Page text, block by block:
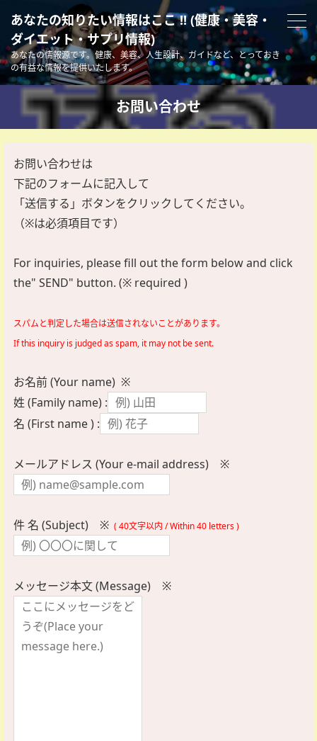
あなたの知りたい情報はここ !! (健康・美容・
ダイエット・サプリ情報)
あなたの情報源です。健康、美容、人生設計、ガイドなど、とっておき
の有益な情報を提供いたします。
お問い合わせ
お問い合わせは
下記のフォームに記入して
「送信する」ボタンをクリックしてください。
（※は必須項目です）
For inquiries, please fill out the form belowand click
the" SEND" button. (※ required )
スパムと判定した場合は送信されないことがあります。
If this inquiry is judged as spam, it may not be sent.
お名前 (Your name) ※
姓 (Family name) :
名 (First name ) :
メールアドレス (Your e-mail address) ※
件 名 (Subject) ※ ( 40文字以内 / Within 40 letters )
メッセージ本文 (Message) ※